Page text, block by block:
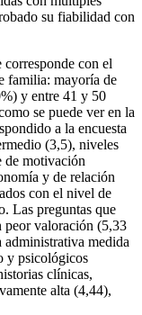
su fiabilidad con
corresponde con el
familia: mayoría de
y entre 41 y 50
se puede ver en la
a la encuesta
(3,5), niveles
de motivación
y de relación
con el nivel de
Las preguntas que
peor valoración (5,33
administrativa medida
y psicológicos
clínicas,
alta (4,44),